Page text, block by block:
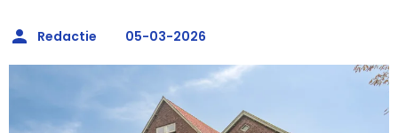
Redactie 05-03-2026